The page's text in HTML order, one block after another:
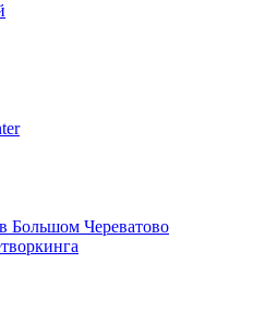
Большом Череватово